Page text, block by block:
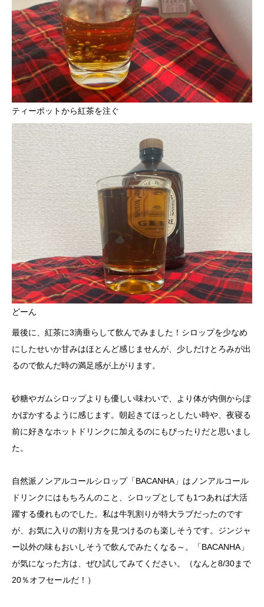
ティーポットから紅茶を注ぐ
どーん
最後に、紅茶に3滴垂らして飲んでみました！シロップを少なめ
にしたせいか甘みはほとんど感じませんが、少しだけとろみが出
るので飲んだ時の満足感が上がります。
砂糖やガムシロップよりも優しい味わいで、より体が内側からぽ
かぽかするように感じます。朝起きてほっとしたい時や、夜寝る
前に好きなホットドリンクに加えるのにもぴったりだと思いまし
た。
自然派ノンアルコールシロップ「BACANHA」はノンアルコール
ドリンクにはもちろんのこと、シロップとしても1つあれば大活
躍する優れものでした。私は牛乳割りが特大ラブだったのです
が、お気に入りの割り方を見つけるのも楽しそうです。ジンジャ
ー以外の味もおいしそうで飲んでみたくなる～。「BACANHA」
が気になった方は、ぜひ試してみてください。（なんと8/30まで
20％オフセールだ！）